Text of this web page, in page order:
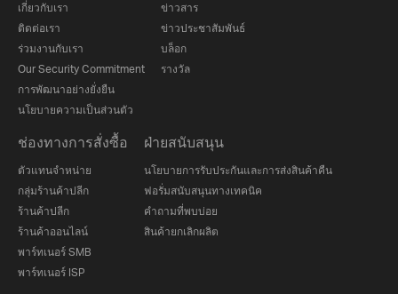
เกี่ยวกับเรา
ติดต่อเรา
ร่วมงานกับเรา
Our Security Commitment
การพัฒนาอย่างยั่งยืน
นโยบายความเป็นส่วนตัว
ข่าวสาร
ข่าวประชาสัมพันธ์
บล็อก
รางวัล
ช่องทางการสั่งซื้อ
ตัวแทนจำหน่าย
กลุ่มร้านค้าปลีก
ร้านค้าปลีก
ร้านค้าออนไลน์
พาร์ทเนอร์ SMB
พาร์ทเนอร์ ISP
ฝ่ายสนับสนุน
นโยบายการรับประกันและการส่งสินค้าคืน
ฟอรั่มสนับสนุนทางเทคนิค
คำถามที่พบบ่อย
สินค้ายกเลิกผลิต